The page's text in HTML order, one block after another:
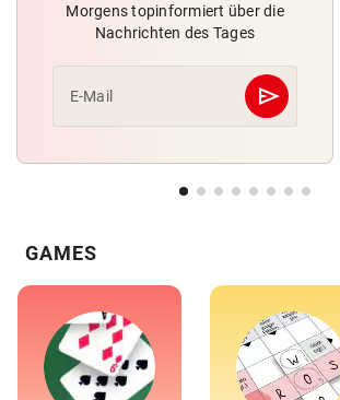
Morgens topinformiert über die
Nachrichten des Tages
E-Mail send
Abschicken
GAMES